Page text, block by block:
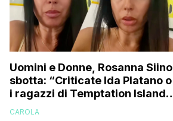
Uomini e Donne, Rosanna Siino
sbotta: “Criticate Ida Platano o
i ragazzi di Temptation Island
perché vi rode il cul* che…”
CAROLA